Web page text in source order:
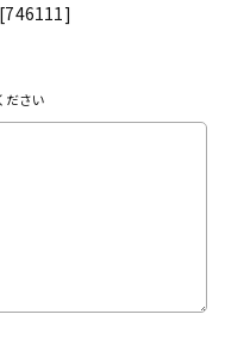
ださい